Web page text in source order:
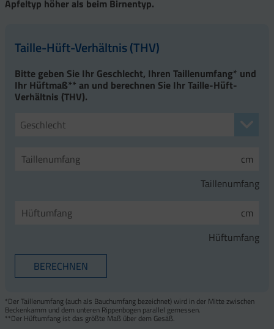
Apfeltyp höher als beim Birnentyp.
Taille-Hüft-Verhältnis (THV)
Bitte geben Sie Ihr Geschlecht, Ihren Taillenumfang* und
Ihr Hüftmaß** an und berechnen Sie Ihr Taille-Hüft-
Verhältnis (THV).
Geschlecht
cm
Taillenumfang
cm
Hüftumfang
*Der Taillenumfang (auch als Bauchumfang bezeichnet) wird in der Mitte zwischen
Beckenkamm und dem unteren Rippenbogen parallel gemessen.
**Der Hüftumfang ist das größte Maß über dem Gesäß.